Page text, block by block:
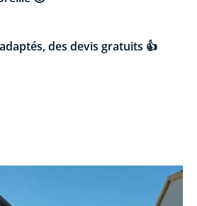
des devis gratuits 👍